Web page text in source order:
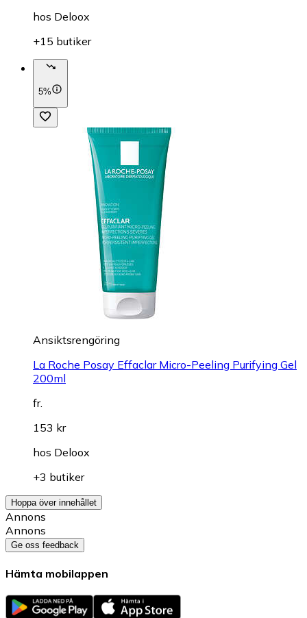
hos Deloox
+15 butiker
5%
Ansiktsrengöring
La Roche Posay Effaclar Micro-Peeling Purifying Gel
200ml
fr.
153 kr
hos Deloox
+3 butiker
Hoppa över innehållet
Annons
Annons
Ge oss feedback
Hämta mobilappen